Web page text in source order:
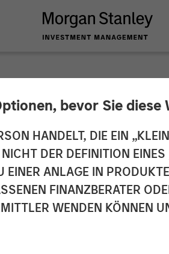
bevor Sie diese
HANDELT, DIE EIN
DER DEFINITION
EINER ANLAGE IN
FINANZBERATER
WENDEN KÖNNEN
Capital